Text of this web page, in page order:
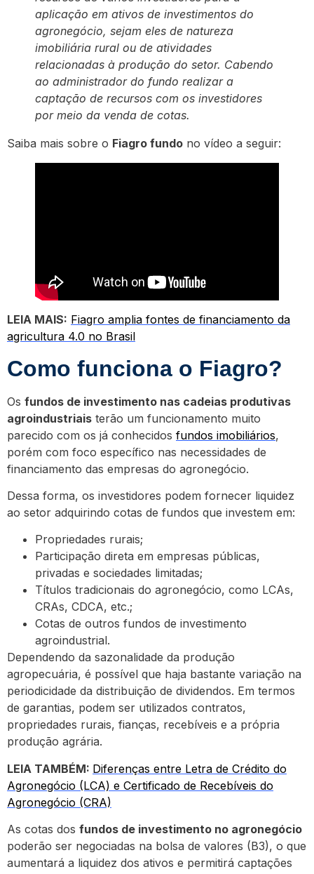
aplicação em ativos de investimentos do
agronegócio, sejam eles de natureza
imobiliária rural ou de atividades
relacionadas à produção do setor. Cabendo
ao administrador do fundo realizar a
captação de recursos com os investidores
por meio da venda de cotas.
Saiba mais sobre o Fiagro fundo no vídeo a seguir:
LEIA MAIS: Fiagro amplia fontes de financiamento da
agricultura 4.0 no Brasil
Como funciona o Fiagro?
Os fundos de investimento nas cadeias produtivas
agroindustriais terão um funcionamento muito
parecido com os já conhecidos fundos imobiliários,
porém com foco específico nas necessidades de
financiamento das empresas do agronegócio.
Dessa forma, os investidores podem fornecer liquidez
ao setor adquirindo cotas de fundos que investem em:
Propriedades rurais;
Participação direta em empresas públicas,
privadas e sociedades limitadas;
Títulos tradicionais do agronegócio, como LCAs,
CRAs, CDCA, etc.;
Cotas de outros fundos de investimento
agroindustrial.
Dependendo da sazonalidade da produção
agropecuária, é possível que haja bastante variação na
periodicidade da distribuição de dividendos. Em termos
de garantias, podem ser utilizados contratos,
propriedades rurais, fianças, recebíveis e a própria
produção agrária.
LEIA TAMBÉM: Diferenças entre Letra de Crédito do
Agronegócio (LCA) e Certificado de Recebíveis do
Agronegócio (CRA)
As cotas dos fundos de investimento no agronegócio
poderão ser negociadas na bolsa de valores (B3), o que
aumentará a liquidez dos ativos e permitirá captações